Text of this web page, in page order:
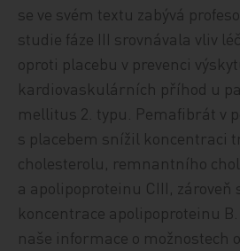
se ve svém textu zabývá
studie fáze III srovnávala vliv
oproti placebu v prevenci
kardiovaskulárních příhod u
mellitus 2. typu. Pemafibrát v
s placebem snížil koncentraci
cholesterolu, remnantního
a apolipoproteinu CIII, zároveň
koncentrace apolipoproteinu
naše informace o možnostech